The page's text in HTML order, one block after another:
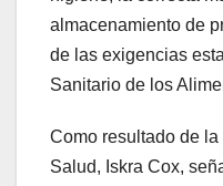
almacenamiento de
de las exigencias
Sanitario de los
Como resultado de
Salud, Iskra Cox,